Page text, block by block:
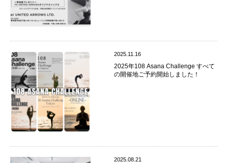
2025.11.16
2025年108 Asana Challenge すべて
の開催地ご予約開始しました！
2025.08.21